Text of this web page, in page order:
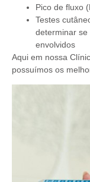
Pico de fluxo
Testes
determinar se
envolvidos
Aqui em nossa
possuímos os